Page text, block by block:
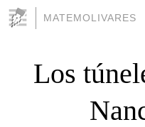
MATEMOLIVARES
Los